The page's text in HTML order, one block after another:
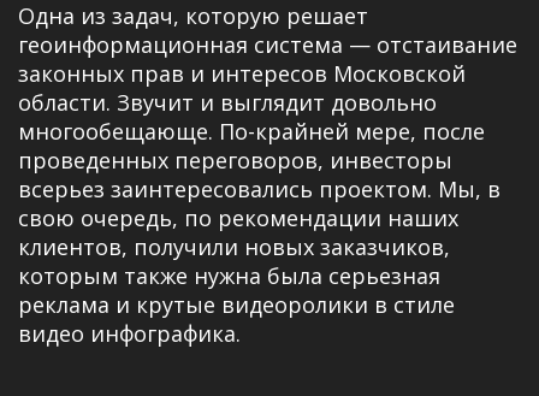
Одна из задач, которую решает
геоинформационная система — отстаивание
законных прав и интересов Московской
области. Звучит и выглядит довольно
многообещающе. По-крайней мере, после
проведенных переговоров, инвесторы
всерьез заинтересовались проектом. Мы, в
свою очередь, по рекомендации наших
клиентов, получили новых заказчиков,
которым также нужна была серьезная
реклама и крутые видеоролики в стиле
видео инфографика.